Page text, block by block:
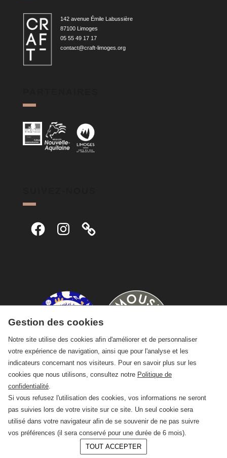
142 avenue Émile Labussière
87100 Limoges
05 55 49 17 17
contact@craft-limoges.org
FacebookInstagram
Gestion des cookies
Notre site utilise des cookies afin d'améliorer et de personnaliser
votre expérience de navigation, ainsi que pour l'analyse et les
indicateurs concernant nos visiteurs. Pour en savoir plus sur les
cookies que nous utilisons, consultez notre Politique de
confidentialité
Si vous refusez l'utilisation des cookies, vos informations ne seront
pas suivies lors de votre visite sur ce site. Un seul cookie sera
utilisé dans votre navigateur afin de se souvenir de ne pas suivre
vos préférences (il sera conservé pour une durée de 6 mois).
TOUT ACCEPTER